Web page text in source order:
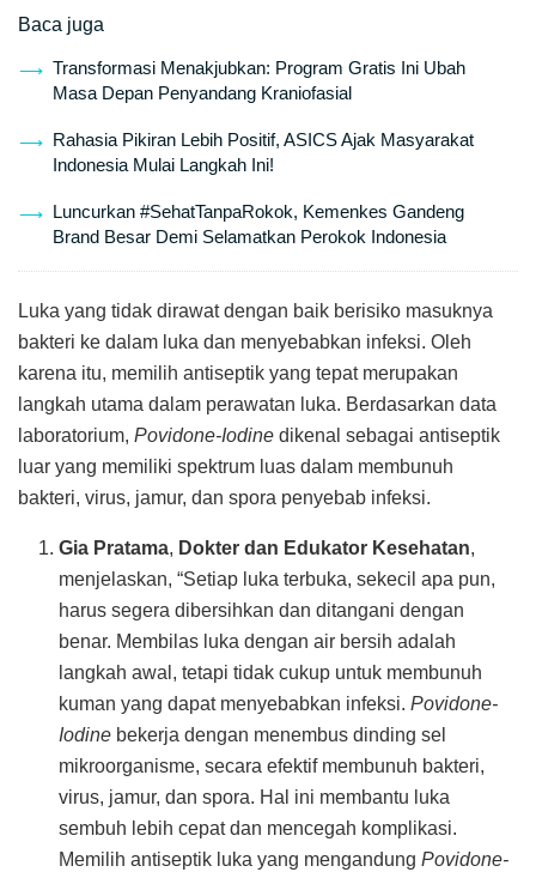
Baca juga
Transformasi Menakjubkan: Program Gratis Ini Ubah
Masa Depan Penyandang Kraniofasial
Rahasia Pikiran Lebih Positif, ASICS Ajak Masyarakat
Indonesia Mulai Langkah Ini!
Luncurkan #SehatTanpaRokok, Kemenkes Gandeng
Brand Besar Demi Selamatkan Perokok Indonesia
Luka yang tidak dirawat dengan baik berisiko masuknya
bakteri ke dalam luka dan menyebabkan infeksi. Oleh
karena itu, memilih antiseptik yang tepat merupakan
langkah utama dalam perawatan luka. Berdasarkan data
laboratorium, Povidone-Iodine dikenal sebagai antiseptik
luar yang memiliki spektrum luas dalam membunuh
bakteri, virus, jamur, dan spora penyebab infeksi.
Gia Pratama, Dokter dan Edukator Kesehatan,
menjelaskan, “Setiap luka terbuka, sekecil apa pun,
harus segera dibersihkan dan ditangani dengan
benar. Membilas luka dengan air bersih adalah
langkah awal, tetapi tidak cukup untuk membunuh
kuman yang dapat menyebabkan infeksi.Povidone-
Iodine bekerja dengan menembus dinding sel
mikroorganisme, secara efektif membunuh bakteri,
virus, jamur, dan spora. Hal ini membantu luka
sembuh lebih cepat dan mencegah komplikasi.
Memilih antiseptik luka yang mengandungPovidone-